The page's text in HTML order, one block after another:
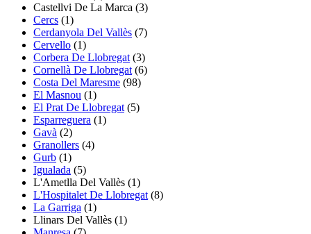
Castellvi De La Marca (3)
Cercs (1)
Cerdanyola Del Vallès (7)
Cervello (1)
Corbera De Llobregat (3)
Cornellà De Llobregat (6)
Costa Del Maresme (98)
El Masnou (1)
El Prat De Llobregat (5)
Esparreguera (1)
Gavà (2)
Granollers (4)
Gurb (1)
Igualada (5)
L'Ametlla Del Vallès (1)
L'Hospitalet De Llobregat (8)
La Garriga (1)
Llinars Del Vallès (1)